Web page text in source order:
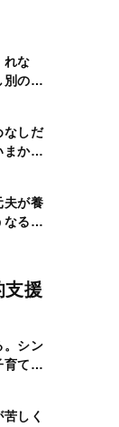
れな
別の対
なしだ
まから
夫が養
なる？
支援
。シン
育て支
しく